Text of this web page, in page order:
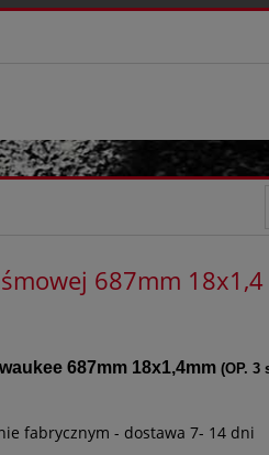
687mm
687mm 18x1,4mm (OP. 3
fabrycznym - dostawa 7- 14 dni